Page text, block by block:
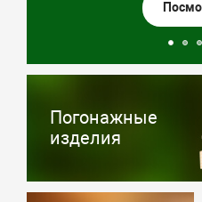
Погонажные
изделия